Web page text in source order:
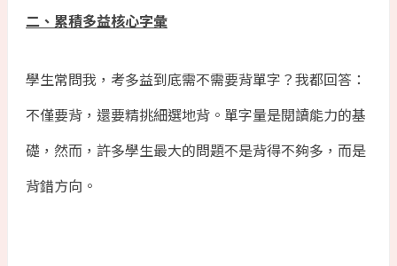
二、累積多益核心字彙
學生常問我，考多益到底需不需要背單字？我都回答：
不僅要背，還要精挑細選地背。單字量是閱讀能力的基
礎，然而，許多學生最大的問題不是背得不夠多，而是
背錯方向。